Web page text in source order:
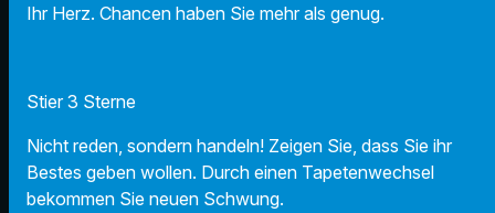
Ihr Herz. Chancen haben Sie mehr als genug.
Stier 3 Sterne
Nicht reden, sondern handeln! Zeigen Sie, dass Sie ihr
Bestes geben wollen. Durch einen Tapetenwechsel
bekommen Sie neuen Schwung.